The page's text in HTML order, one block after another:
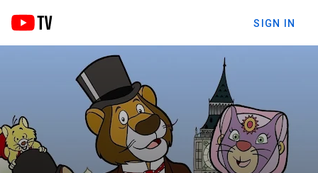
SIGN IN